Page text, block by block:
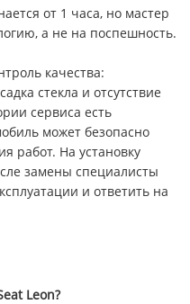
от 1 часа, но мастер
а не на поспешность.
качества:
стекла и отсутствие
сервиса есть
может безопасно
работ. На установку
замены специалисты
и ответить на
Leon?